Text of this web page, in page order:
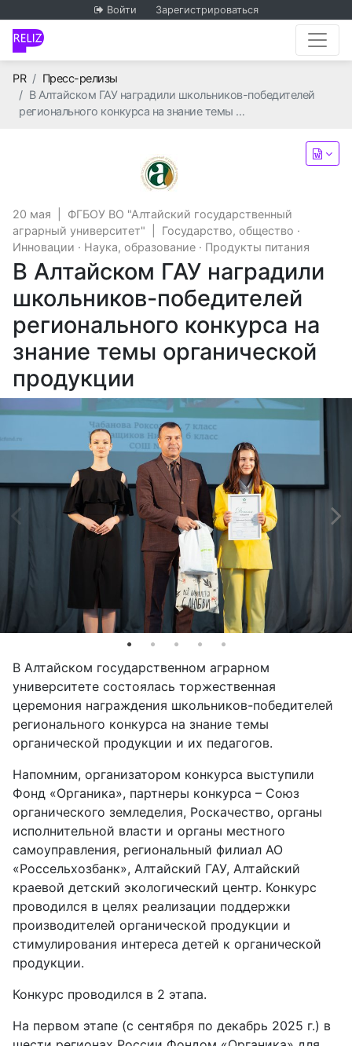
Войти Зарегистрироваться
PRГлавная
Пресс-релизы
В Алтайском ГАУ наградили школьников-победителей
регионального конкурса на знание темы …
ФГБОУ ВО "Алтайский
20 мая
ФГБОУ ВО "Алтайский государственный
аграрный университет"
Государство, общество ·
Инновации · Наука, образование · Продукты питания
В Алтайском ГАУ наградили
школьников-победителей
регионального конкурса на
знание темы органической
продукции
В Алтайском государственном аграрном
университете состоялась торжественная
церемония награждения школьников-победителей
регионального конкурса на знание темы
органической продукции и их педагогов.
Напомним, организатором конкурса выступили
Фонд «Органика», партнеры конкурса – Союз
органического земледелия, Роскачество, органы
исполнительной власти и органы местного
самоуправления, региональный филиал АО
«Россельхозбанк», Алтайский ГАУ, Алтайский
краевой детский экологический центр. Конкурс
проводился в целях реализации поддержки
производителей органической продукции и
стимулирования интереса детей к органической
продукции.
Конкурс проводился в 2 этапа.
На первом этапе (с сентября по декабрь 2025 г.) в